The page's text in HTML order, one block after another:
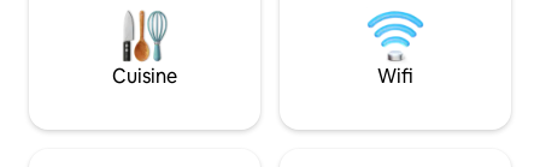
Cuisine Wifi